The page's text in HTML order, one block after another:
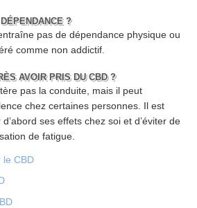
?
pas de dépendance physique ou
comme non addictif.
AVOIR PRIS DU CBD ?
pas la conduite, mais il peut
chez certaines personnes. Il est
ses effets chez soi et d’éviter de
de fatigue.
le CBD